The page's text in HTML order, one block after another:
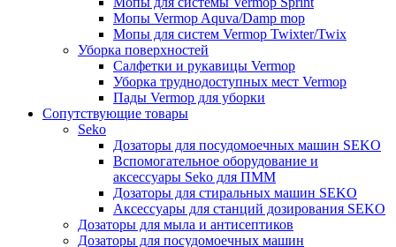
Мопы Vermop Aquva/Damp mop
Мопы для систем Vermop Twixter/Twix
Уборка поверхностей
Салфетки и рукавицы Vermop
Уборка труднодоступных мест Vermop
Пады Vermop для уборки
Сопутствующие товары
Seko
Дозаторы для посудомоечных машин SEKO
Вспомогательное оборудование и
аксессуары Seko для ПММ
Дозаторы для стиральных машин SEKO
Аксессуары для станций дозирования SEKO
Дозаторы для мыла и антисептиков
Дозаторы для посудомоечных машин